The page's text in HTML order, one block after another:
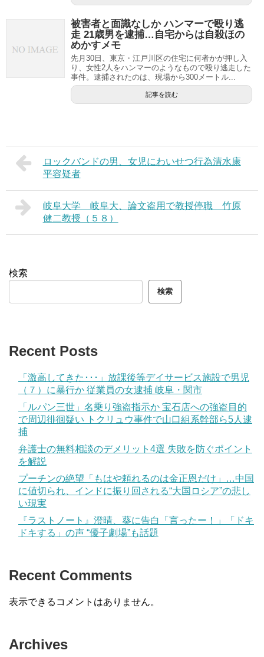
被害者と面識なしか ハンマーで殴り逃
走 21歳男を逮捕…自宅からは自殺ほの
めかすメモ
先月30日、東京・江戸川区の住宅に何者かが押し入
り、女性2人をハンマーのようなもので殴り逃走した
事件。逮捕されたのは、現場から300メートル...
記事を読む
ロックバンドの男、女児にわいせつ行為清水康
平容疑者
岐阜大学 岐阜大、論文盗用で教授停職 竹原
健二教授（５８）
検索
検索
Recent Posts
「激高してきた･･･」放課後等デイサービス施設で男児
（７）に暴行か 従業員の女逮捕 岐阜・関市
「ルパン三世」名乗り強盗指示か 宝石店への強盗目的
で周辺徘徊疑い トクリュウ事件で山口組系幹部ら5人逮
捕
弁護士の無料相談のデメリット4選 失敗を防ぐポイント
を解説
プーチンの絶望「もはや頼れるのは金正恩だけ」…中国
に値切られ、インドに振り回される“大国ロシア”の悲し
い現実
『ラストノート』澄晴、葵に告白「言ったー！」「ドキ
ドキする」の声 “優子劇場”も話題
Recent Comments
表示できるコメントはありません。
Archives